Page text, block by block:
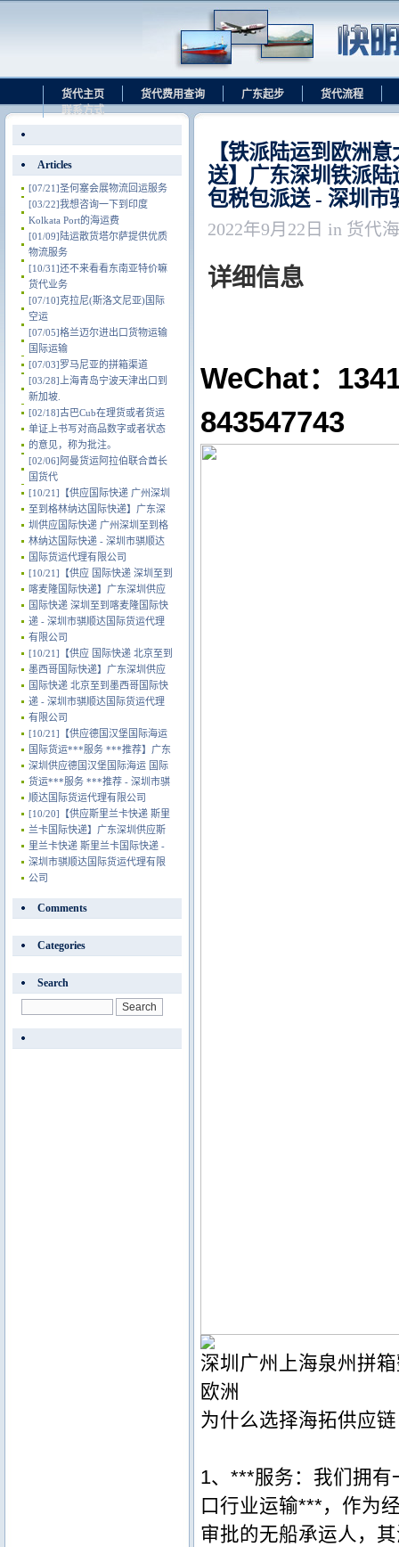
货代主页 货代费用查询 广东起步
货代流程
联系方式
【铁派陆运到欧洲
送】广东深圳铁派
包税包派送 - 深圳市
2022年9月22日 in 货代
详细信息
WeChat
843547743
深圳广州上海泉州拼
欧洲
为什么选择海拓供应
1、***服务：我们拥
口行业运输***，作为
审批的无船承运人，
Articles
[07/21]圣何塞会展物流回运服务
[03/22]我想咨询一下到印度
Kolkata Port的海运费
[01/09] 陆运散货塔尔萨提供优质
物流服务
[10/31]还不来看看东南亚特价嘛
货代业务
[07/10]克拉尼(斯洛文尼亚)国际
空运
[07/05]格兰迈尔进出口货物运输
国际运输
[07/03]罗马尼亚的拼箱渠道
[03/28] 上海青岛宁波天津出口到
新加坡.
[02/18]古巴Cub在理货或者货运
单证上书写对商品数字或者状态
的意见，称为批注。
[02/06] 阿曼货运阿拉伯联合酋长
国货代
[10/21] 【供应国际快递 广州深圳
至到格林纳达国际快递】广东深
圳供应国际快递 广州深圳至到格
林纳达国际快递 - 深圳市骐顺达
国际货运代理有限公司
[10/21] 【供应 国际快递 深圳至到
喀麦隆国际快递】广东深圳供应
国际快递 深圳至到喀麦隆国际快
递 - 深圳市骐顺达国际货运代理
有限公司
[10/21] 【供应 国际快递 北京至到
墨西哥国际快递】广东深圳供应
国际快递 北京至到墨西哥国际快
递 - 深圳市骐顺达国际货运代理
有限公司
[10/21] 【供应德国汉堡国际海运
国际货运***服务 ***推荐】广东
深圳供应德国汉堡国际海运 国际
货运***服务 ***推荐 - 深圳市骐
顺达国际货运代理有限公司
[10/20] 【供应斯里兰卡快递 斯里
兰卡国际快递】广东深圳供应斯
里兰卡快递 斯里兰卡国际快递 -
深圳市骐顺达国际货运代理有限
公司
Comments
Categories
Search